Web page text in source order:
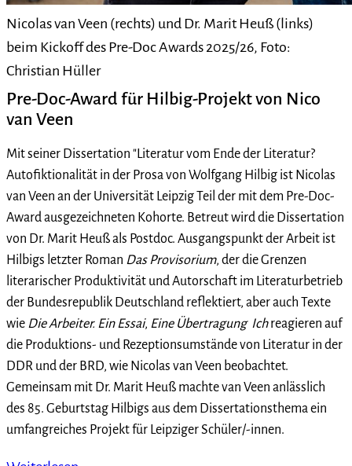
Nicolas van Veen (rechts) und Dr. Marit Heuß (links)
beim Kickoff des Pre-Doc Awards 2025/26, Foto:
Christian Hüller
Pre-Doc-Award für Hilbig-Projekt von Nico
van Veen
Mit seiner Dissertation "Literatur vom Ende der Literatur?
Autofiktionalität in der Prosa von Wolfgang Hilbig ist Nicolas
van Veen an der Universität Leipzig Teil der mit dem Pre-Doc-
Award ausgezeichneten Kohorte. Betreut wird die Dissertation
von Dr. Marit Heuß als Postdoc. Ausgangspunkt der Arbeit ist
Hilbigs letzter Roman Das Provisorium, der die Grenzen
literarischer Produktivität und Autorschaft im Literaturbetrieb
der Bundesrepublik Deutschland reflektiert, aber auch Texte
wie Die Arbeiter. Ein Essai, Eine Übertragung Ichreagieren auf
die Produktions- und Rezeptionsumstände von Literatur in der
DDR und der BRD, wie Nicolas van Veen beobachtet.
Gemeinsam mit Dr. Marit Heuß machte van Veen anlässlich
des 85. Geburtstag Hilbigs aus dem Dissertationsthema ein
umfangreiches Projekt für Leipziger Schüler/-innen.